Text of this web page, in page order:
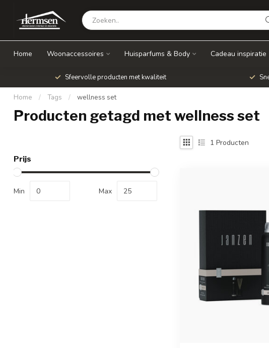
Home Woonaccessoires Huisparfums & Body Cadeau inspiratie
Sfeervolle producten met kwaliteit
Home / Tags / wellness set
Producten getagd met wellness set
Prijs
Min Max
1 Producten